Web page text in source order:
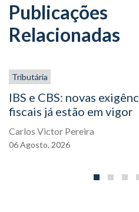
Publicações
Relacionadas
Tributária
IBS e CBS: novas
fiscais já estão em vigor
Carlos Victor Pereira
06Agosto, 2026